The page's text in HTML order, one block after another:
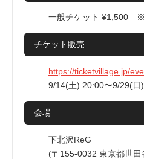
一般チケット ¥1,500
チケット販売
https://ticketvillage.jp/
9/14(土) 20:00〜9/29(日
会場
下北沢ReG
(〒155-0032 東京都世